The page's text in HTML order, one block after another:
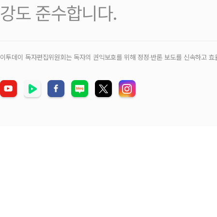
강도 준수합니다.
이투데이 독자편집위원회는 독자의 권익보호를 위해 정정‧반론 보도를 신속하고